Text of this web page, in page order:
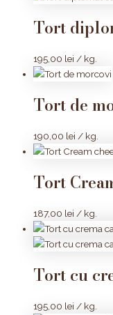
Tort
195,00 lei / kg.
Tort de
190,00 lei / kg.
Tort
187,00 lei / kg.
Tort cu
195,00 lei / kg.